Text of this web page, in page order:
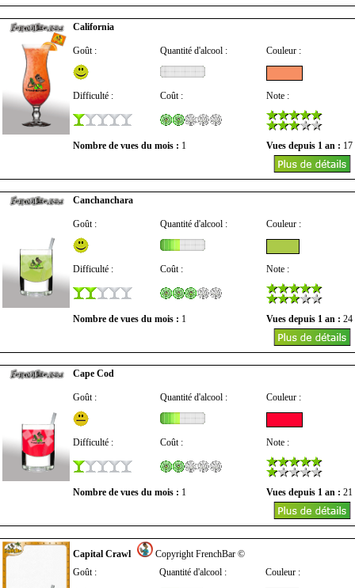
California
Goût : Quantité d'alcool : Couleur :
Difficulté : Coût : Note :
Nombre de vues du mois : 1 Vues depuis 1 an : 17
Canchanchara
Goût : Quantité d'alcool : Couleur :
Difficulté : Coût : Note :
Nombre de vues du mois : 1 Vues depuis 1 an : 24
Cape Cod
Goût : Quantité d'alcool : Couleur :
Difficulté : Coût : Note :
Nombre de vues du mois : 1 Vues depuis 1 an : 21
Capital Crawl
Copyright FrenchBar ©
Goût :
Quantité d'alcool : Couleur :